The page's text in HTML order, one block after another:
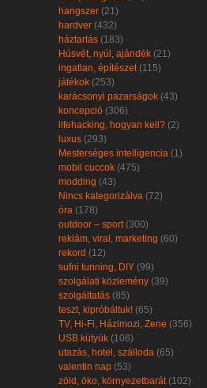
hangszer (21)
hardver (432)
háztartás (183)
Húsvét, nyúl, ajándék (21)
ingatlan, építészet (115)
játékok (253)
karácsonyi pazarságok (43)
koncepció (306)
lifehacking, hogyan kell? (2)
luxus (293)
Mesterséges intelligencia (1)
mobil cuccok (475)
modding (43)
Nincs kategorizálva (72)
óra (178)
outdoor – sport (300)
reklám, viral, marketing (60)
rekord (12)
sufni tunning, DIY (99)
szolgálati közlemény (39)
szolgáltatás (85)
teszt, kipróbáltuk! (65)
TV, Hi-Fi, Házimozi, Zene (356)
USB kütyük (106)
utazás, hotel, szálloda (65)
valentin nap (53)
zöld, öko, környezetbarát (102)